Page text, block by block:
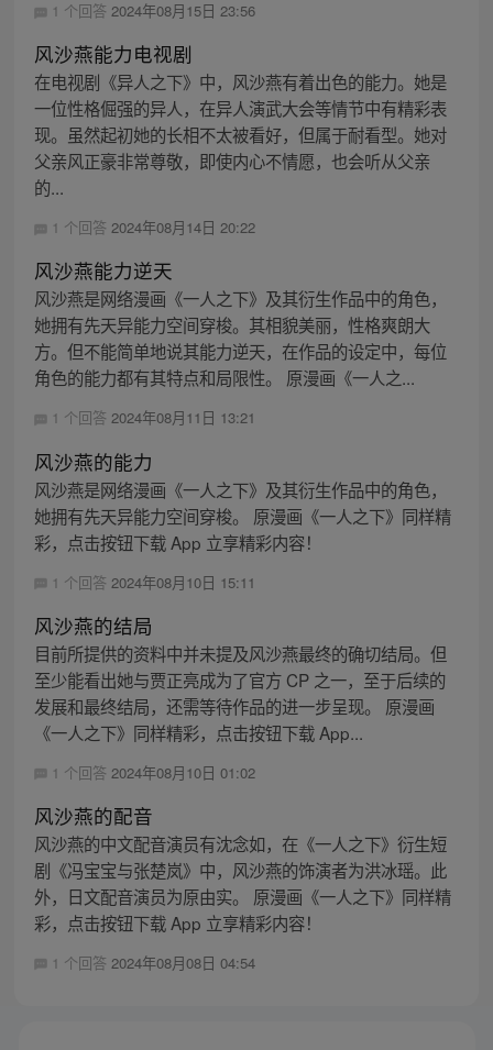
1 个回答 2024年08月15日 23:56
风沙燕能力电视剧
在电视剧《异人之下》中，风沙燕有着出色的能力。她是
一位性格倔强的异人，在异人演武大会等情节中有精彩表
现。虽然起初她的长相不太被看好，但属于耐看型。她对
父亲风正豪非常尊敬，即使内心不情愿，也会听从父亲
的...
1 个回答 2024年08月14日 20:22
风沙燕能力逆天
风沙燕是网络漫画《一人之下》及其衍生作品中的角色，
她拥有先天异能力空间穿梭。其相貌美丽，性格爽朗大
方。但不能简单地说其能力逆天，在作品的设定中，每位
角色的能力都有其特点和局限性。 原漫画《一人之...
1 个回答 2024年08月11日 13:21
风沙燕的能力
风沙燕是网络漫画《一人之下》及其衍生作品中的角色，
她拥有先天异能力空间穿梭。 原漫画《一人之下》同样精
彩，点击按钮下载 App 立享精彩内容！
1 个回答 2024年08月10日 15:11
风沙燕的结局
目前所提供的资料中并未提及风沙燕最终的确切结局。但
至少能看出她与贾正亮成为了官方 CP 之一，至于后续的
发展和最终结局，还需等待作品的进一步呈现。 原漫画
《一人之下》同样精彩，点击按钮下载 App...
1 个回答 2024年08月10日 01:02
风沙燕的配音
风沙燕的中文配音演员有沈念如，在《一人之下》衍生短
剧《冯宝宝与张楚岚》中，风沙燕的饰演者为洪冰瑶。此
外，日文配音演员为原由实。 原漫画《一人之下》同样精
彩，点击按钮下载 App 立享精彩内容！
1 个回答 2024年08月08日 04:54